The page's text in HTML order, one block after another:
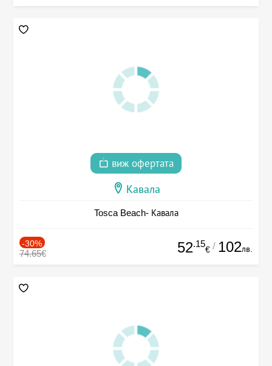
виж офертата
Кавала
Tosca Beach- Кавала
-30%
74.65€ 52.15
€ / 102лв.